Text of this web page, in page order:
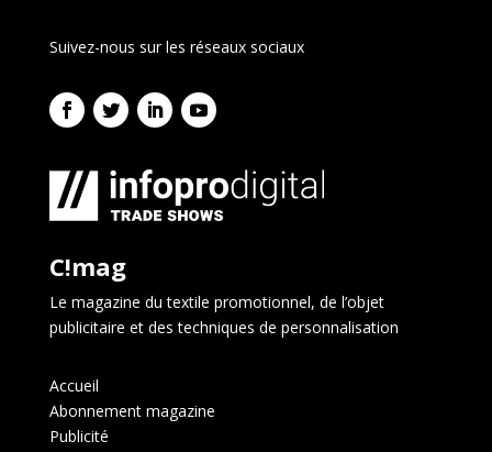
Suivez-nous sur les réseaux sociaux
C!mag
Le magazine du textile promotionnel, de l’objet
publicitaire et des techniques de personnalisation
Accueil
Abonnement magazine
Publicité